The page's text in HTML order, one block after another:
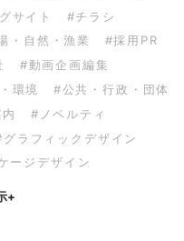
サイト
#チラシ
・自然・漁業
#採用PR
#動画企画編集
環境
#公共・行政・団体
#ノベルティ
ラフィックデザイン
ージデザイン
+